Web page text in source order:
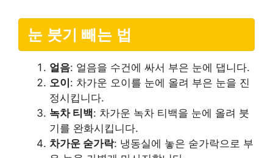
눈 붓기 빼는 법
얼음: 얼음을 수건에 싸서 부은 눈에 댑니다.
오이 : 차가운 오이를 눈에 올려 부은 눈을 진
정시킵니다.
녹차 티백: 차가운 녹차 티백을 눈에 올려 붓
기를 완화시킵니다.
차가운 숟가락: 냉동실에 놓은 숟가락으로 부